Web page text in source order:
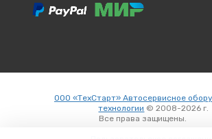
ООО «ТехСтарт» Автосервисное
технологии © 2008-2026 г.
Все права защищены.